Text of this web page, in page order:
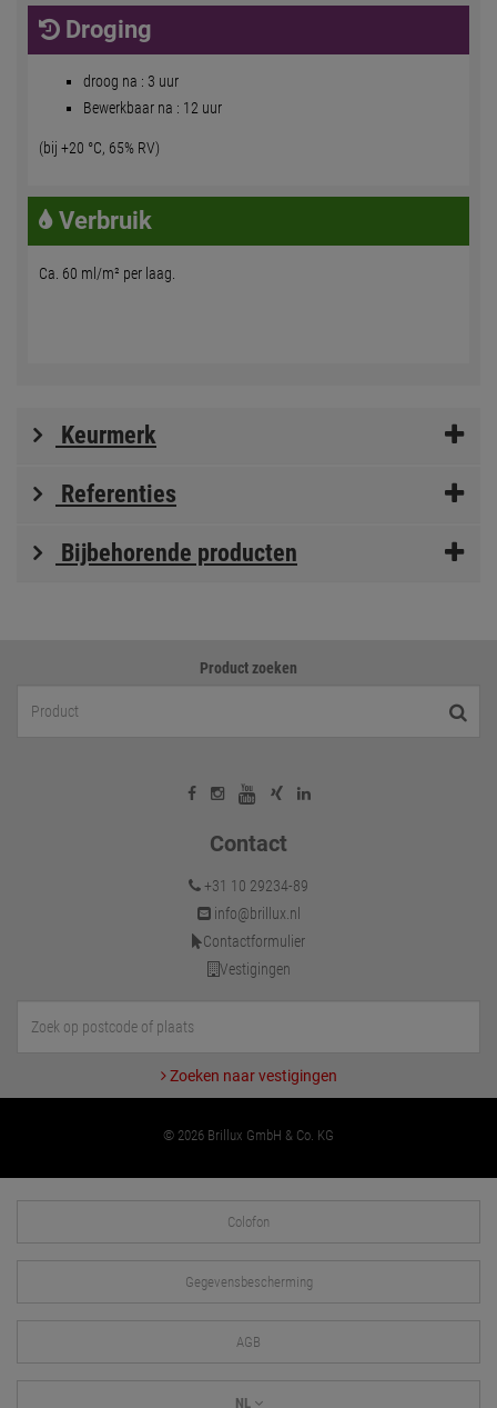
Droging
droog na : 3 uur
Bewerkbaar na : 12 uur
(bij +20 °C, 65% RV)
Verbruik
Ca. 60 ml/m² per laag.
Keurmerk
Referenties
Bijbehorende producten
Product zoeken
Contact
+31 10 29234-89
info@brillux.nl
Contactformulier
Vestigingen
Zoeken naar vestigingen
© 2026 Brillux GmbH & Co. KG
Colofon
Gegevensbescherming
AGB
NL